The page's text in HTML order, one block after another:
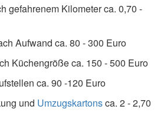
gefahrenem Kilometer ca. 0,70 -
Aufwand ca. 80 - 300 Euro
Küchengröße ca. 150 - 500 Euro
ca. 90 -120 Euro
und Umzugskartonsca. 2 - 2,70